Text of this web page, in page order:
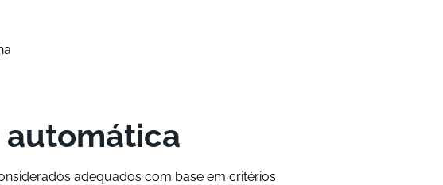
automática
adequados com base em critérios